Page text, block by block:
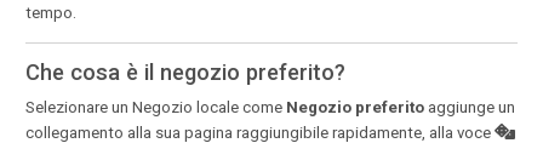
tempo.
Che cosa è il negozio preferito?
Selezionare un Negozio locale come Negozio preferito aggiunge un
collegamento alla sua pagina raggiungibile rapidamente, alla voce